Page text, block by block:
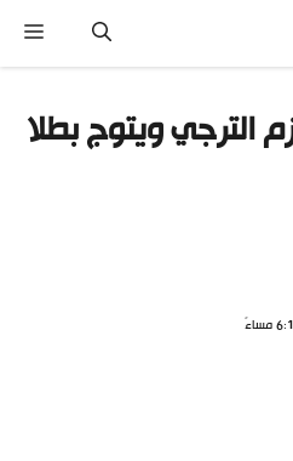
الترجي ويتوج بطلا